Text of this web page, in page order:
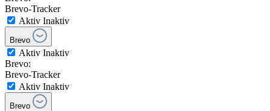
Brevo-Tracker
Aktiv Inaktiv
Brevo
Aktiv Inaktiv
Brevo:
Brevo-Tracker
Aktiv Inaktiv
Brevo